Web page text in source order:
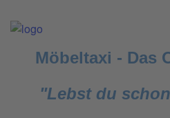
Möbeltaxi - Das
"Lebst du